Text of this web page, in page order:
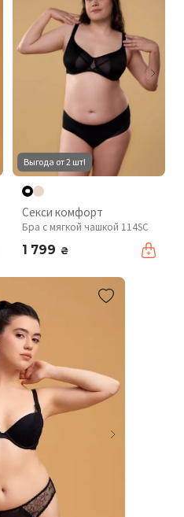
Выгода от 2 шт!
Секси комфорт
Бра с мягкой чашкой 114SC
1 799 ₴